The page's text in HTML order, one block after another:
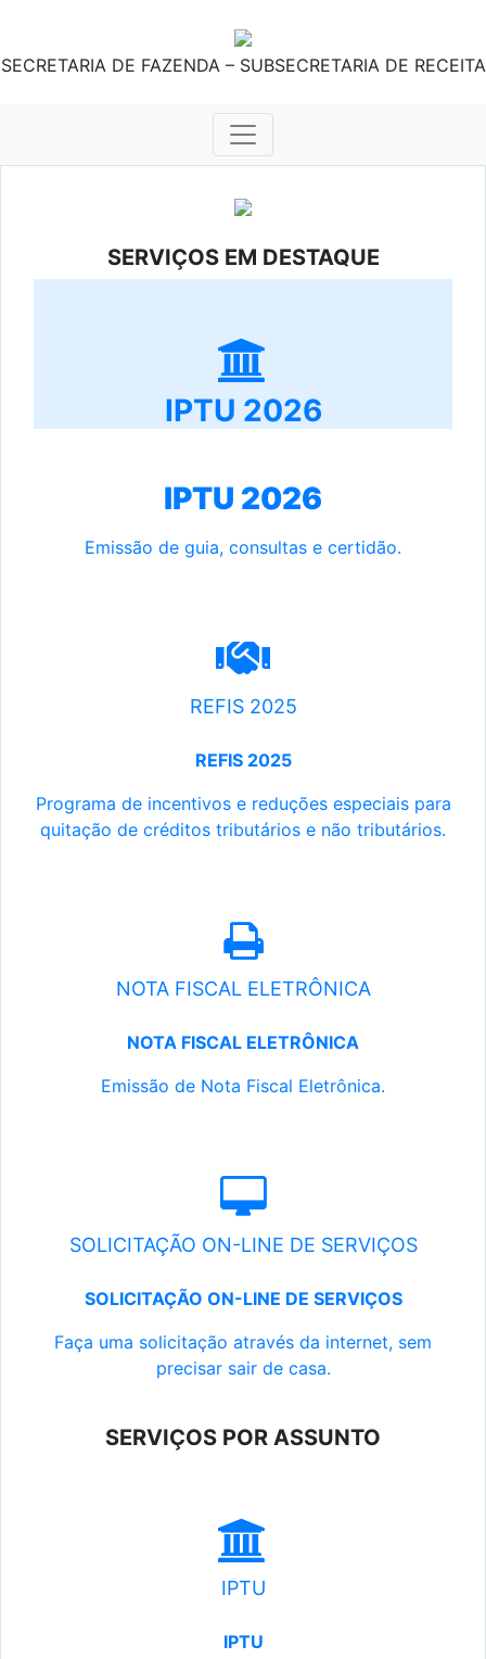
SECRETARIA DE FAZENDA – SUBSECRETARIA DE RECEITA
SERVIÇOS EM DESTAQUE
IPTU 2026
IPTU 2026
Emissão de guia, consultas e certidão.
REFIS 2025
REFIS 2025
Programa de incentivos e reduções especiais para
quitação de créditos tributários e não tributários.
NOTA FISCAL ELETRÔNICA
NOTA FISCAL ELETRÔNICA
Emissão de Nota Fiscal Eletrônica.
SOLICITAÇÃO ON-LINE DE SERVIÇOS
SOLICITAÇÃO ON-LINE DE SERVIÇOS
Faça uma solicitação através da internet, sem
precisar sair de casa.
SERVIÇOS POR ASSUNTO
IPTU
IPTU